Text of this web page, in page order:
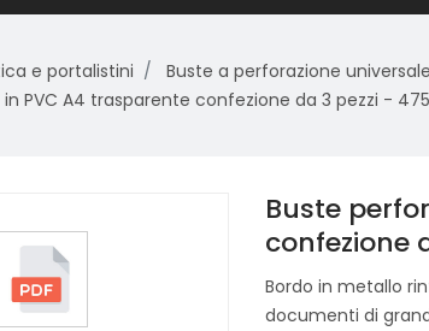
e portalistini
Buste a perforazione
PVC A4 trasparente confezione da 3 pezzi -
Buste
confezione
Bordo in metallo
documenti di